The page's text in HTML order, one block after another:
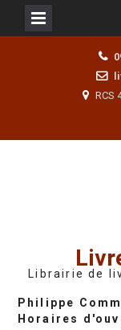
RCS
Librairie de